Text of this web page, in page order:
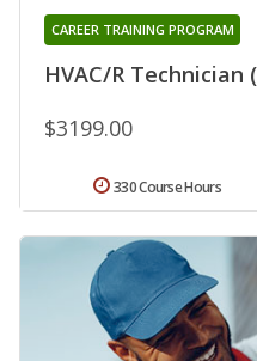
HVAC/R Technician
CAREER TRAINING PROGRAM
$3199.00
330 Course Hours